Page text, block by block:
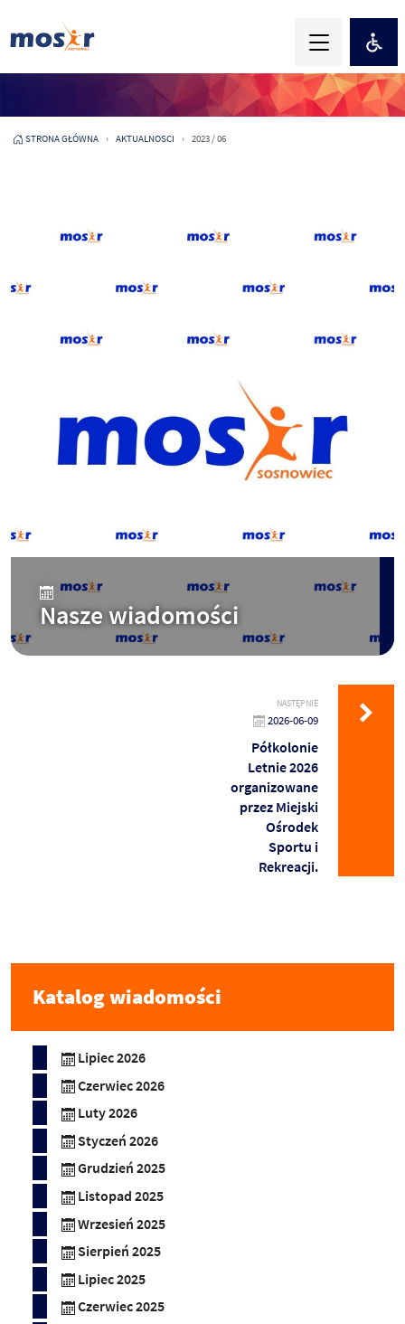
STRONA GŁÓWNA AKTUALNOSCI 2023 / 06
Nasze wiadomości
NASTĘPNIE
2026-06-09
Półkolonie
Letnie 2026
organizowane
przez Miejski
Ośrodek
Sportu i
Rekreacji.
Katalog wiadomości
Lipiec 2026
Czerwiec 2026
Luty 2026
Styczeń 2026
Grudzień 2025
Listopad 2025
Wrzesień 2025
Sierpień 2025
Lipiec 2025
Czerwiec 2025